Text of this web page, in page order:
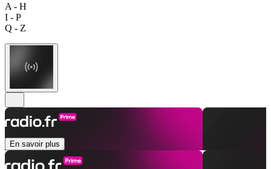
A - H
I - P
Q - Z
En savoir plus